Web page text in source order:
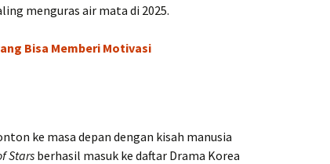
menguras air mata di 2025.
Bisa Memberi Motivasi
ke masa depan dengan kisah manusia
Starsberhasil masuk ke daftar Drama Korea